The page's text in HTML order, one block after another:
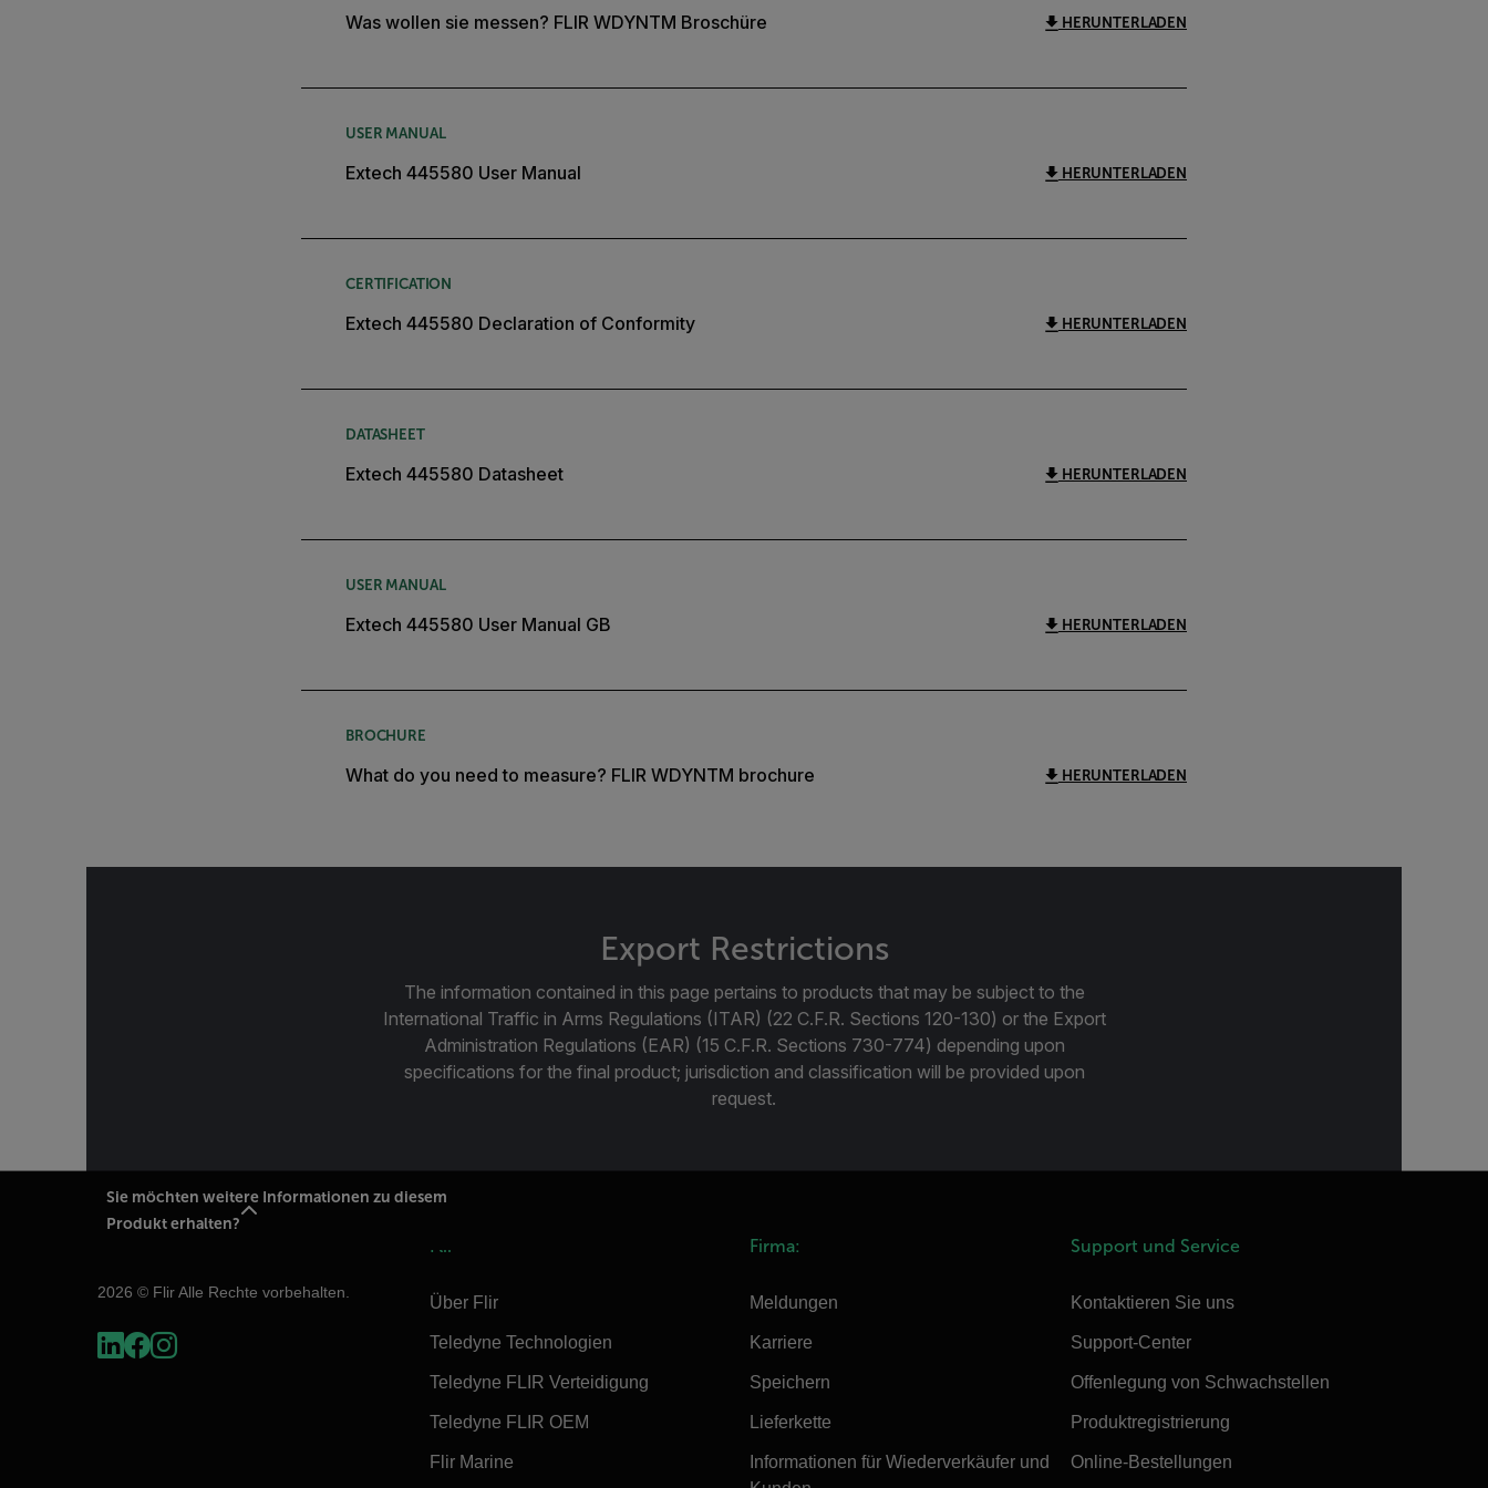
Was wollen sie messen? FLIR WDYNTM Broschüre HERUNTERLADEN
USER MANUAL
Extech 445580 User Manual HERUNTERLADEN
CERTIFICATION
Extech 445580 Declaration of Conformity HERUNTERLADEN
DATASHEET
Extech 445580 Datasheet HERUNTERLADEN
USER MANUAL
Extech 445580 User Manual GB HERUNTERLADEN
BROCHURE
What do you need to measure? FLIR WDYNTM brochure HERUNTERLADEN
Export Restrictions
The information contained in this page pertains to products that may be subject to the
International Traffic in Arms Regulations (ITAR) (22 C.F.R. Sections 120-130) or the Export
Administration Regulations (EAR) (15 C.F.R. Sections 730-774) depending upon
specifications for the final product; jurisdiction and classification will be provided upon
request.
Sie möchten weitere Informationen zu diesem
Produkt erhalten?
2026 © Flir Alle Rechte vorbehalten.
Flir
Über Flir
Teledyne Technologien
Teledyne FLIR Verteidigung
Teledyne FLIR OEM
Flir Marine
Firma:
Meldungen
Karriere
Speichern
Lieferkette
Informationen für Wiederverkäufer und
Support und Service
Kontaktieren Sie uns
Support-Center
Offenlegung von Schwachstellen
Produktregistrierung
Online-Bestellungen